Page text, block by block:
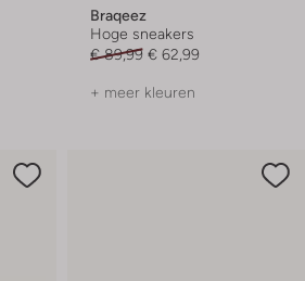
Braqeez
Hoge sneakers
€ 89,99 € 62,99
+ meer kleuren